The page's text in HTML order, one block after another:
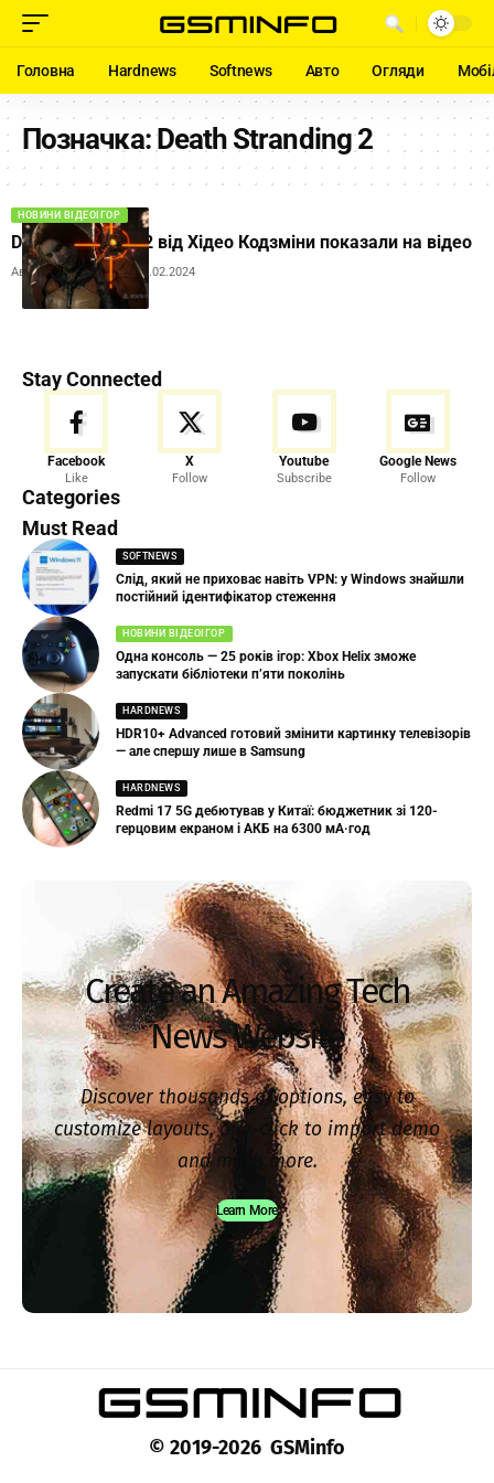
Головна Hardnews Softnews Авто Огляди
Позначка:Death Stranding 2
НОВИНИ ВІДЕОІГОР
Death Stranding 2 від Хідео Кодзміни показали на відео
Автор: Andrew Orobets 01.02.2024
Stay Connected
Facebook
Like
X
Follow
Youtube
Subscribe
Google News
Follow
Categories
Must Read
SOFTNEWS
Слід, який не приховає навіть VPN: у Windows знайшли
постійний ідентифікатор стеження
НОВИНИ ВІДЕОІГОР
Одна консоль — 25 років ігор: Xbox Helix зможе
запускати бібліотеки п’яти поколінь
HARDNEWS
HDR10+ Advanced готовий змінити картинку телевізорів
— але спершу лише в Samsung
HARDNEWS
Redmi 17 5G дебютував у Китаї: бюджетник зі 120-
герцовим екраном і АКБ на 6300 мА·год
Create an Amazing Tech
News Website
Discover thousands of options, easy to
customize layouts, one-click to import demo
and much more.
Learn More
© 2019-2026 GSMinfo